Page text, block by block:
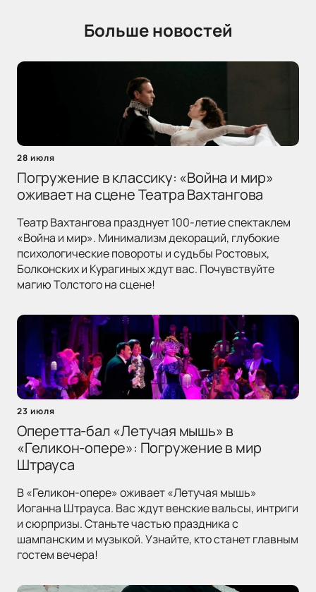
Больше новостей
28 июля
Погружение в классику: «Война и мир»
оживает на сцене Театра Вахтангова
Театр Вахтангова празднует 100-летие спектаклем
«Война и мир». Минимализм декораций, глубокие
психологические повороты и судьбы Ростовых,
Болконских и Курагиных ждут вас. Почувствуйте
магию Толстого на сцене!
23 июля
Оперетта-бал «Летучая мышь» в
«Геликон-опере»: Погружение в мир
Штрауса
В «Геликон-опере» оживает «Летучая мышь»
Иоганна Штрауса. Вас ждут венские вальсы, интриги
и сюрпризы. Станьте частью праздника с
шампанским и музыкой. Узнайте, кто станет главным
гостем вечера!